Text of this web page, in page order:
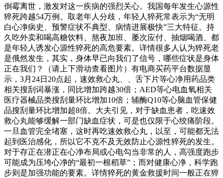
倒霉离世，激发对这一疾病的强烈关心。我国每年发生心源性
猝死跨越54万例。取老年人分歧，年轻人猝死常表示为“无明
白心净病史、预警症状不典型、病情进展极快”三大特征。持
久吃外卖和喝高糖饮料、熬夜加班、屡次应付、抽烟喝酒、都
是年轻人诱发心源性猝死的高危要素。详情很多人认为猝死老
是俄然发生，其实，身体早已向我们了信号，哪些症状是身体
正在我们？（请上下滑动查看图片）有电商买药平台数据显
示，3月24日20点起，速效救心丸、、舌下片等心净用药品类
相关搜刮词暴涨，同比增加跨越30倍；AED等心电血氧相关
医疗器械品类搜刮量环比增加10倍；辅酶Q10等心脑血管保健
品搜刮量环比增加超8倍。大夫引见，对于缺血患者，吃速效
救心丸能够缓解一部门缺血症状，可是也仅限于心绞痛阶段。
一旦血管完全堵塞，这时再吃速效救心丸，以至，可能都无法
起到医治感化，所以它不克不及无效防止心源性猝死的发生。
对于存正在潜正在心净布局或心电勾当非常的人，高强度跑步
可能成为压垮心净的“最初一根稻草”；而对健康心净，科学跑
步则是加强功能的要素。详情猝死的黄金救援时间一般正在猝